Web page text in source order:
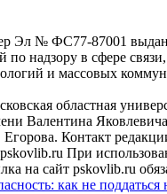
Эл № ФС77-87001
по надзору в сфере связи,
и массовых
областная
Валентина
Контакт
При
на сайт pskovlib.ru
как не поддаться